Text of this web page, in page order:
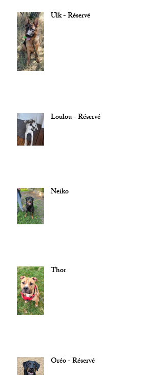
Ulk - Réservé
Loulou - Réservé
Neiko
Thor
Oréo - Réservé